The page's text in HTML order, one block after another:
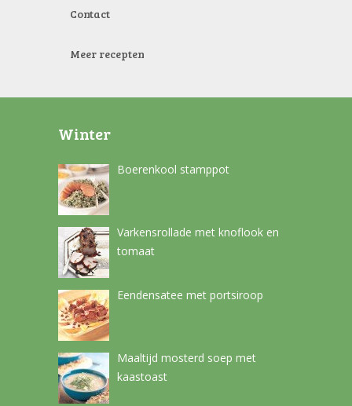
Contact
Meer recepten
Winter
Boerenkool stamppot
Varkensrollade met knoflook en
tomaat
Eendensatee met portsiroop
Maaltijd mosterd soep met
kaastoast